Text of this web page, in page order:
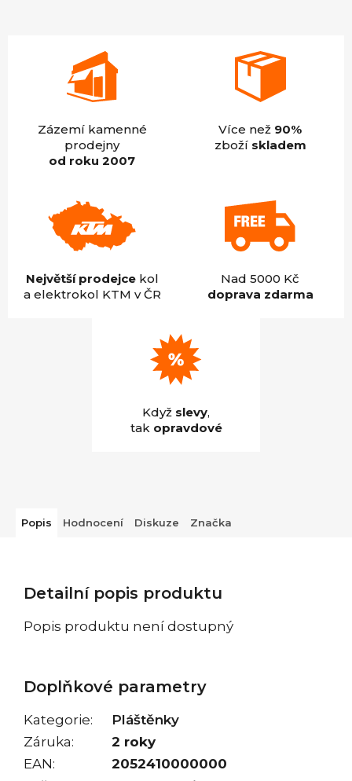
Zázemí kamenné
prodejny
od roku 2007
Více než 90%
zboží skladem
Největší prodejcekol
a elektrokol KTM v ČR
Nad 5000 Kč
doprava zdarma
Když slevy,
tak opravdové
Popis Hodnocení Diskuze Značka
Detailní popis produktu
Popis produktu není dostupný
Doplňkové parametry
Kategorie:
Pláštěnky
Záruka:
2 roky
EAN:
2052410000000